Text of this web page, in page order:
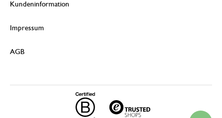
Kundeninformation
Impressum
AGB